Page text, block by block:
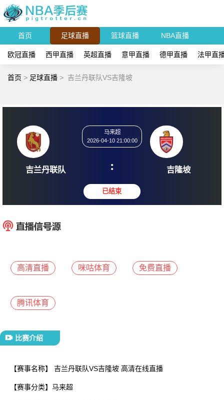
首页 足球直播 篮球直播 NBA直播
欧冠直播 西甲直播 英超直播 意甲直播 德甲直播 法甲直
首页 > 足球直播 > 吉兰丹联队VS吉隆坡
吉兰丹联队
2026-04-10 21:00:00
: 吉
高清直播 咪咕体育 免费直播
腾讯体育
比赛介绍
【赛事名称】 吉兰丹联队VS吉隆坡 高清在线直播
【赛事分类】 马来超